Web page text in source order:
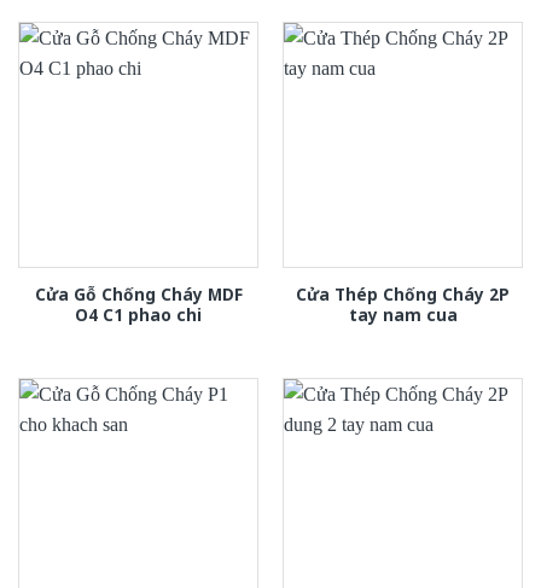
Cửa Gỗ Chống Cháy MDF
O4 C1 phao chi
Cửa Thép Chống Cháy 2P
tay nam cua